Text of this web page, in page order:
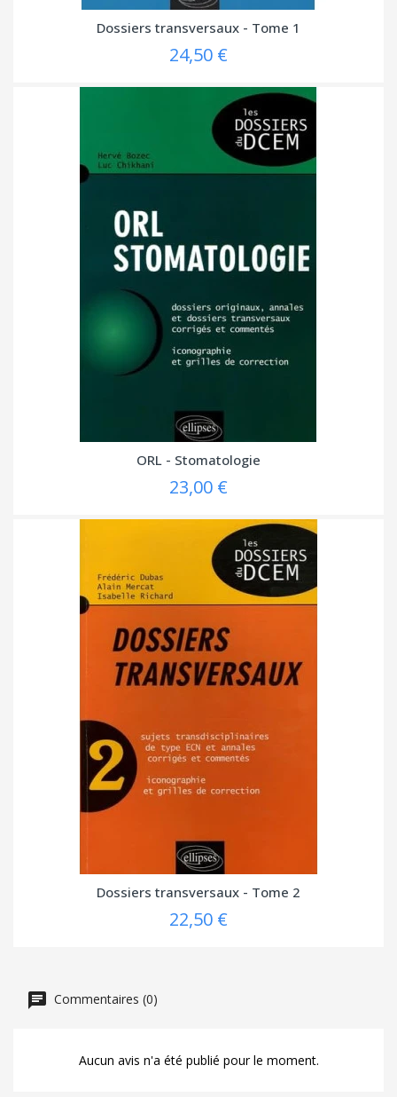
Dossiers transversaux - Tome 1
24,50 €
ORL - Stomatologie
23,00 €
Dossiers transversaux - Tome 2
22,50 €
Commentaires (0)
Aucun avis n'a été publié pour le moment.